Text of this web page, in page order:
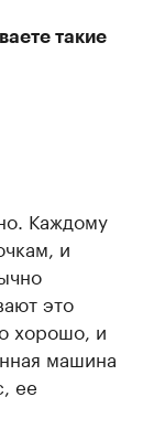
такие
Каждому
и
это
хорошо, и
машина
ее